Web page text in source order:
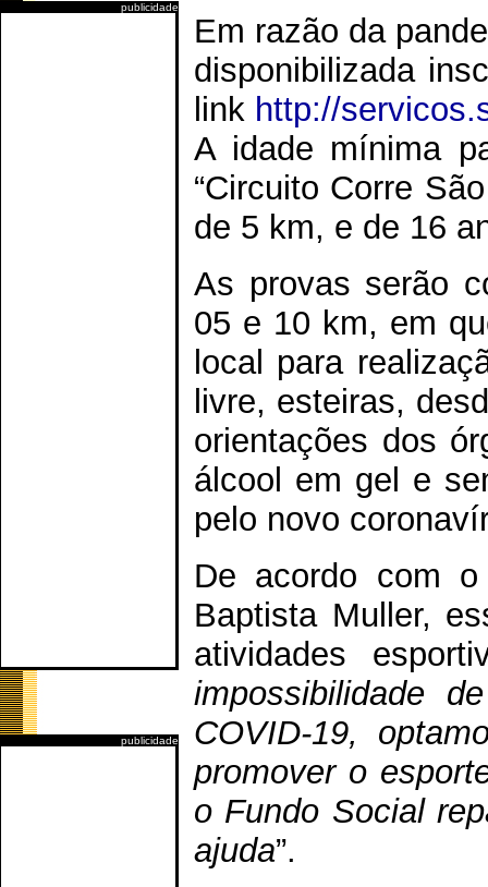
publicidade
publicidade
Em razão da
disponibilizada
link http://
A idade mínima
“Circuito Corre
de 5 km, e de 16
As provas serão
05 e 10 km, em
local para
livre, esteiras,
orientações dos
álcool em gel e
pelo novo
De acordo com
Baptista Muller,
atividades
impossibilidade
COVID-19,
promover o
o Fundo Social
ajuda”.